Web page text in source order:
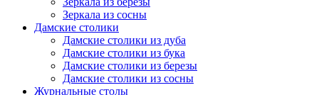
Зеркала из сосны
Дамские столики
Дамские столики из дуба
Дамские столики из бука
Дамские столики из березы
Дамские столики из сосны
Журнальные столы